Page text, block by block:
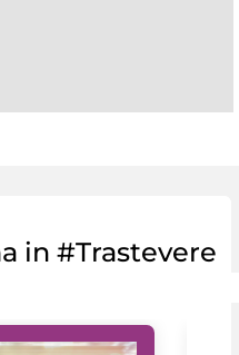
in #Trastevere